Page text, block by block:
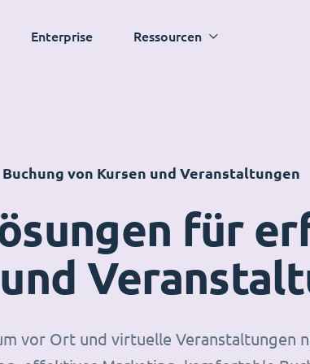
Enterprise Ressourcen
Buchung von Kursen und Veranstaltungen
für
vor Ort und virtuelle Veranstaltungen